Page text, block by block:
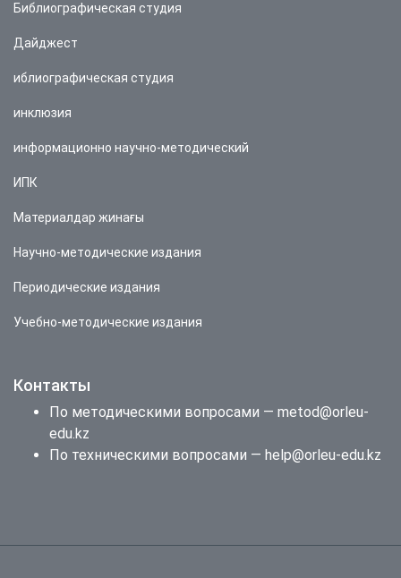
Библиографическая студия
Дайджест
иблиографическая студия
инклюзия
информационно научно-методический
ИПК
Материалдар жинағы
Научно-методические издания
Периодические издания
Учебно-методические издания
Контакты
По методическими вопросами — metod@orleu-
edu.kz
По техническими вопросами — help@orleu-edu.kz